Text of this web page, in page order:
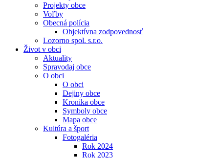
Projekty obce
Voľby
Obecná polícia
Objektívna zodpovednosť
Lozorno spol. s.r.o.
Život v obci
Aktuality
Spravodaj obce
O obci
O obci
Dejiny obce
Kronika obce
Symboly obce
Mapa obce
Kultúra a šport
Fotogaléria
Rok 2024
Rok 2023